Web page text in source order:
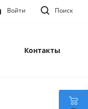
Поиск
Войти
Контакты